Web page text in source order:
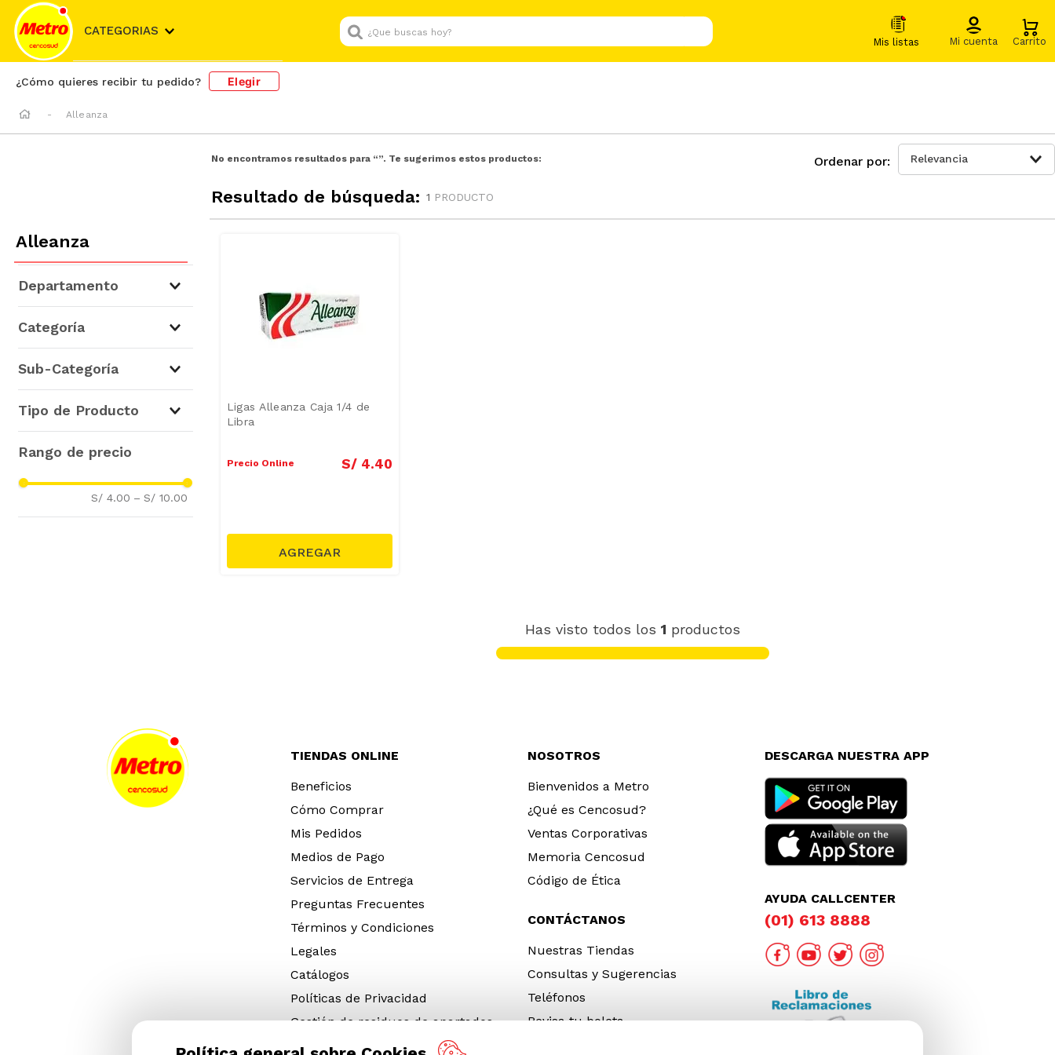
CATEGORIAS
¿Que buscas hoy?
¿Cómo quieres recibir tu pedido? Elegir
Alleanza
No encontramos resultados para “”. Te sugerimos estos productos:
Resultado de búsqueda: 1 PRODUCTO
Relevancia
Alleanza
Departamento
Categoría
Sub-Categoría
Tipo de Producto
S/ 4.00 – S/ 10.00
Ligas Alleanza Caja 1/4 de
Libra
Precio Online S/ 4.40
Has visto todos los1 productos
TIENDAS ONLINE
Beneficios
Cómo Comprar
Mis Pedidos
Medios de Pago
Servicios de Entrega
Preguntas Frecuentes
Términos y Condiciones
Legales
Catálogos
Políticas de Privacidad
Gestión de residuos de apartados
NOSOTROS
Bienvenidos a Metro
¿Qué es Cencosud?
Ventas Corporativas
Memoria Cencosud
Código de Ética
CONTÁCTANOS
Nuestras Tiendas
Consultas y Sugerencias
Teléfonos
Revisa tu boleta
DESCARGA NUESTRA APP
AYUDA CALLCENTER
(01) 613 8888